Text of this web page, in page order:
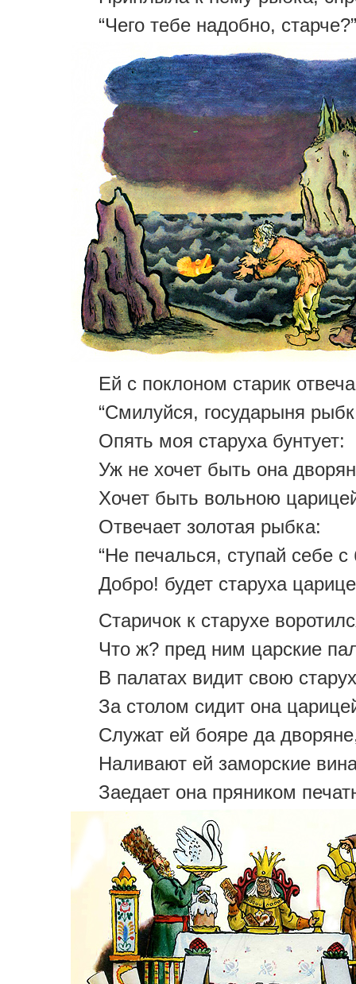
“Чего тебе надобно, старче?”
Ей с поклоном старик
“Смилуйся, государыня
Опять моя старуха бунтует:
Уж не хочет быть она
Хочет быть вольною
Отвечает золотая рыбка:
“Не печалься, ступай себе с
Добро! будет старуха
Старичок к старухе
Что ж? пред ним царские
В палатах видит свою
За столом сидит она
Служат ей бояре да
Наливают ей заморские
Заедает она пряником